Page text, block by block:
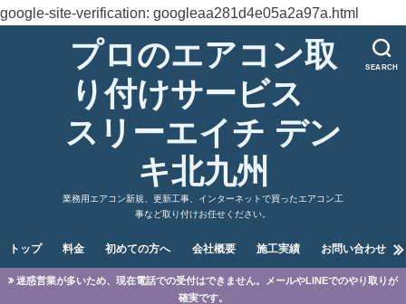
google-site-verification: googleaa281d4e05a2a97a.html
SEARCH
プロのエアコン取
り付けサービス
スリーエイチ デン
キ北九州
業務用エアコン新規、更新工事、インターネットで買ったエアコン工
事など取り付けお任せください。
トップ 料金 初めての方へ 会社概要 施工実績 お問い合わせ
迷惑営業が多いため、現在電話での受付はできません。メールやLINEでのやり取りが
確実です。